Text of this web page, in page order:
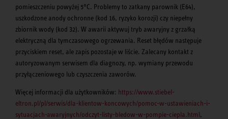
pomieszczeniu powyżej 5°C. Problemy to zatkany parownik (E64),
uszkodzone anody ochronne (kod 16, ryzyko korozji) czy niepełny
zbiornik wody (kod 32). W awarii aktywuj tryb awaryjny z grzałką
elektryczną dla tymczasowego ogrzewania. Reset błędów następuje
przyciskiem reset, ale zapis pozostaje w liście. Zalecany kontakt z
autoryzowanym serwisem dla diagnozy, np. wymiany przewodu
przyłączeniowego lub czyszczenia zaworów.
Więcej informacji dla użytkowników: https://www.stiebel-
eltron.pl/pl/serwis/dla-klientow-koncowych/pomoc-w-ustawieniach-i-
sytuacjach-awaryjnych/odczyt-listy-bledow-w-pompie-ciepla.html,